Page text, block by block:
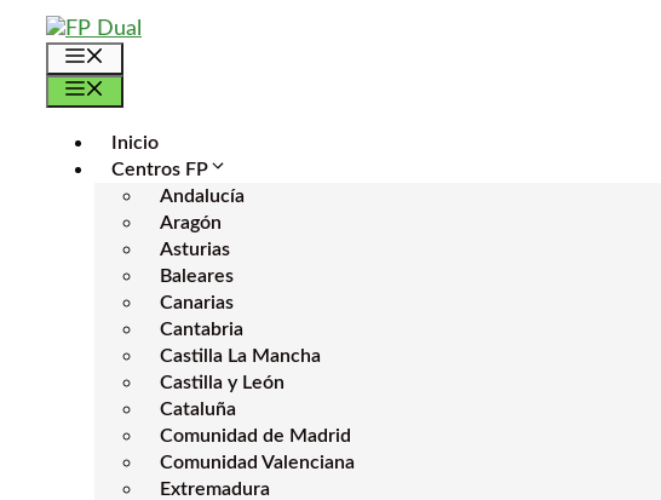
Saltar
contenido
Inicio
Centros FP
Andalucía
Aragón
Asturias
Baleares
Canarias
Cantabria
Castilla La Mancha
Castilla y León
Cataluña
Comunidad de Madrid
Comunidad Valenciana
Extremadura